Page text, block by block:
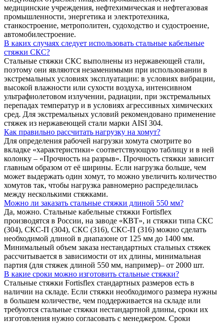
медицинские учреждения, нефтехимическая и нефтегазовая
промышленности, энергетика и электротехника,
станкостроение, метрополитен, судоходство и судостроение,
автомобилестроение.
В каких случаях следует использовать стальные кабельные
стяжки СКС?
Стальные стяжки СКС выполнены из нержавеющей стали,
поэтому они являются незаменимыми при использовании в
экстремальных условиях эксплуатации: в условиях вибрации,
высокой влажности или сухости воздуха, интенсивном
ультрафиолетовом излучении, радиации, при экстремальных
перепадах температур и в условиях агрессивных химических
сред. Для экстремальных условий рекомендовано применение
стяжек из нержавеющей стали марки AISI 304.
Как правильно рассчитать нагрузку на хомут?
Для определения рабочей нагрузки хомута смотрите во
вкладке «характеристики» соответствующую таблицу и в ней
колонку – «Прочность на разрыв». Прочность стяжки зависит
главным образом от её ширины. Если нагрузка больше, чем
может выдержать один хомут, то можно увеличить количество
хомутов так, чтобы нагрузка равномерно распределилась
между несколькими стяжками.
Можно ли заказать стальные стяжки длиной 550 мм?
Да, можно. Стальные кабельные стяжки Fortisflex
производятся в России, на заводе «КВТ», и стяжки типа СКС
(304), СКС-П (304), СКС (316), СКС-П (316) можно сделать
необходимой длиной в диапазоне от 125 мм до 1400 мм.
Минимальный объем заказа нестандартных стальных стяжек
рассчитывается в зависимости от их длины, минимальная
партия (для стяжек длиной 550 мм, например)– от 2000 шт.
В какие сроки можно изготовить стальные стяжки?
Стальные стяжки Fortisflex стандартных размеров есть в
наличии на складе. Если стяжки необходимого размера нужны
в большем количестве, чем поддерживается на складе или
требуются стальные стяжки нестандартной длины, сроки их
изготовления нужно согласовать с менеджером. Сроки